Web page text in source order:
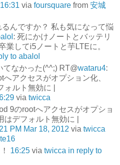
16:31 via foursquare from 安城
んですか？ 私も気になって悩
: 死にかけノートとバッテリ
業してi5ノートと芋LTEに。
to abalol
てなかった(^^;) RT@wataru4:
アクセスがオプション化、
ルト無効に |
via twicca
9のrootへアクセスがオプショ
デフォルト無効に |
PM Mar 18, 2012 via twicca
16:25 via twicca in reply to